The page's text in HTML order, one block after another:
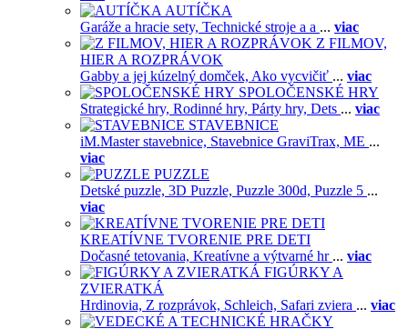
AUTÍČKA
Garáže a hracie sety, Technické stroje a a ... viac
Z FILMOV,
HIER A ROZPRÁVOK
Gabby a jej kúzelný domček, Ako vycvičiť ... viac
SPOLOČENSKÉ HRY
Strategické hry, Rodinné hry, Párty hry, Dets ... viac
STAVEBNICE
iM.Master stavebnice, Stavebnice GraviTrax, ME ...
viac
PUZZLE
Detské puzzle, 3D Puzzle, Puzzle 300d, Puzzle 5 ...
viac
KREATÍVNE TVORENIE PRE DETI
Dočasné tetovania, Kreatívne a výtvarné hr ... viac
FIGÚRKY A
ZVIERATKÁ
Hrdinovia, Z rozprávok, Schleich, Safari zviera ... viac